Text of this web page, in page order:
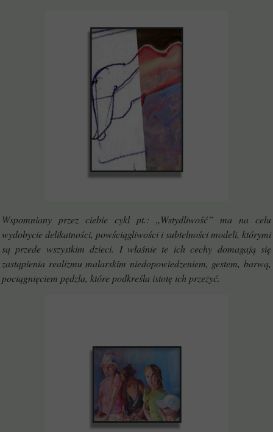
Wspomniany przez ciebie cykl pt.: „Wstydliwość” ma na celu
wydobycie delikatności, powściągliwości i subtelności modeli, którymi
są przede wszystkim dzieci. I właśnie te ich cechy domagają się
zastąpienia realizmu malarskim niedopowiedzeniem, gestem, barwą,
pociągnięciem pędzla, które podkreśla istotę ich przeżyć.